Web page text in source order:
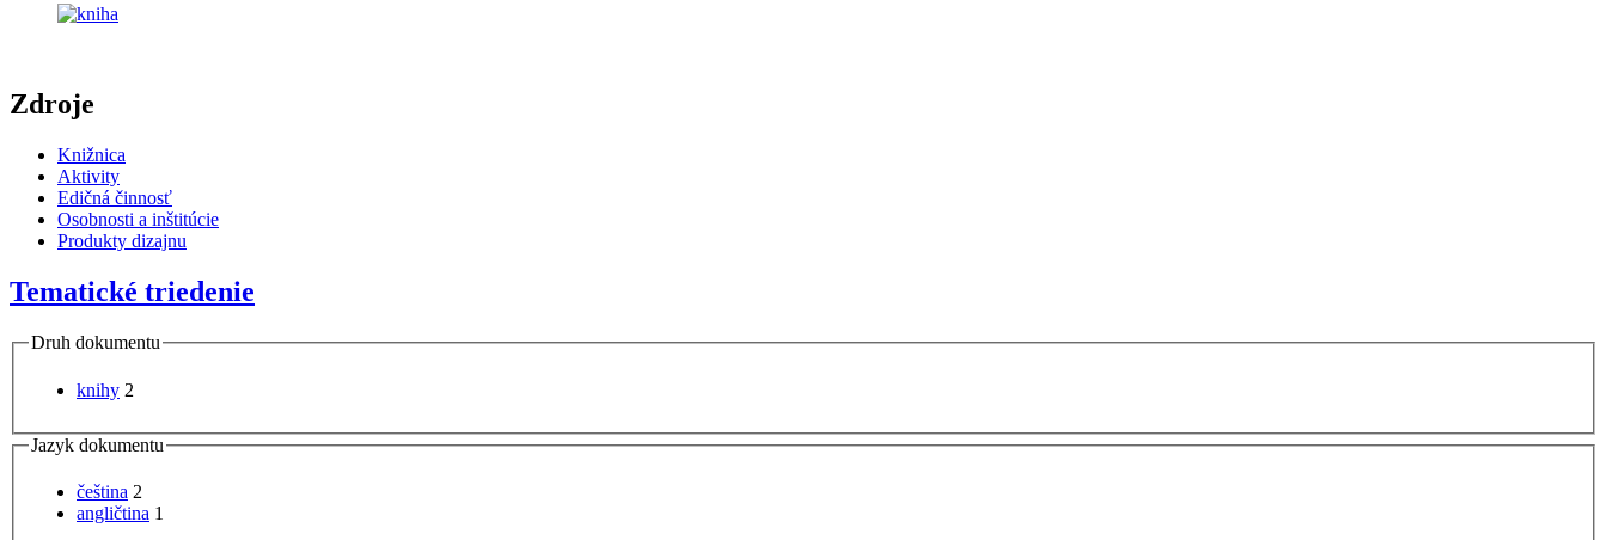
Zdroje
Knižnica
Aktivity
Edičná činnosť
Osobnosti a inštitúcie
Produkty dizajnu
Tematické triedenie
Druh dokumentu
knihy 2
Jazyk dokumentu
čeština 2
angličtina 1